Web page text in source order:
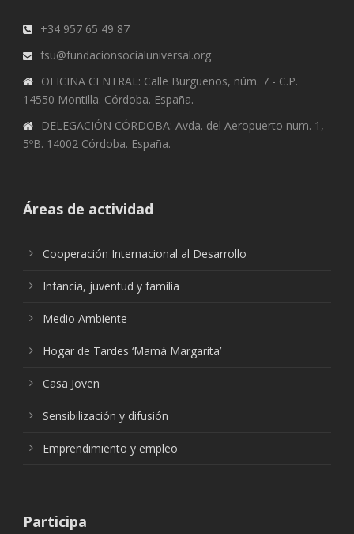
+34 957 65 49 87
fsu@fundacionsocialuniversal.org
OFICINA CENTRAL: Calle Burgueños, núm. 7 - C.P.
14550 Montilla. Córdoba. España.
DELEGACIÓN CÓRDOBA: Avda. del Aeropuerto num. 1,
5ºB. 14002 Córdoba. España.
Áreas de actividad
Cooperación Internacional al Desarrollo
Infancia, juventud y familia
Medio Ambiente
Hogar de Tardes ‘Mamá Margarita’
Casa Joven
Sensibilización y difusión
Emprendimiento y empleo
Participa